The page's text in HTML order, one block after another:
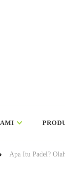
Apa Itu Padel?